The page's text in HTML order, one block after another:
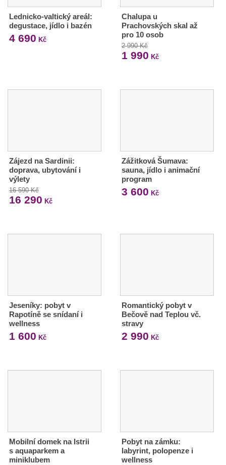
Lednicko-valtický areál:
degustace, jídlo i bazén
4 690 Kč
Chalupa u
Prachovských skal až
pro 10 osob
2 990 Kč
1 990 Kč
Zájezd na Sardinii:
doprava, ubytování i
výlety
16 590 Kč
16 290 Kč
Zážitková Šumava:
sauna, jídlo i animační
program
3 600 Kč
Jeseníky: pobyt v
Rapotíně se snídaní i
wellness
1 600 Kč
Romantický pobyt v
Bečově nad Teplou vč.
stravy
2 990 Kč
Mobilní domek na Istrii
s aquaparkem a
miniklubem
Pobyt na zámku:
labyrint, polopenze i
wellness